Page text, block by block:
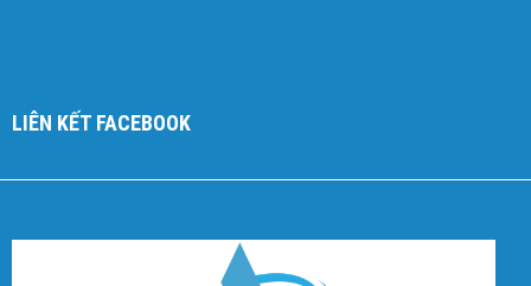
LIÊN KẾT FACEBOOK